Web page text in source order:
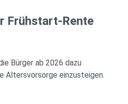
Frühstart-Rente
Bürger ab 2026 dazu
Altersvorsorge einzusteigen.